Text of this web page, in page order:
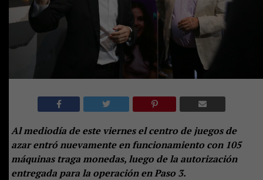
Al mediodía de este viernes el centro de juegos de
azar entró nuevamente en funcionamiento con 105
máquinas traga monedas, luego de la autorización
entregada para la operación en Paso 3.